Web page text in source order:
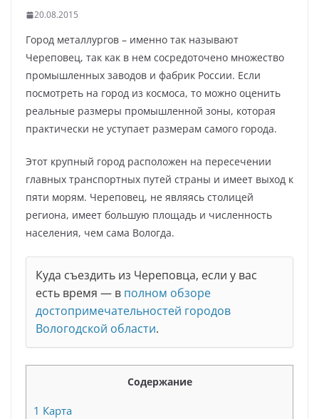
20.08.2015
Город металлургов – именно так называют
Череповец, так как в нем сосредоточено множество
промышленных заводов и фабрик России. Если
посмотреть на город из космоса, то можно оценить
реальные размеры промышленной зоны, которая
практически не уступает размерам самого города.
Этот крупный город расположен на пересечении
главных транспортных путей страны и имеет выход к
пяти морям. Череповец, не являясь столицей
региона, имеет большую площадь и численность
населения, чем сама Вологда.
Куда съездить из Череповца, если у вас
есть время — в полном обзоре
достопримечательностей городов
Вологодской области.
Содержание
1 Карта